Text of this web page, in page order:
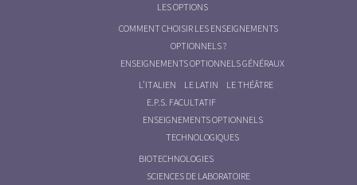
LES OPTIONS
COMMENT CHOISIR LES ENSEIGNEMENTS
OPTIONNELS ?
ENSEIGNEMENTS OPTIONNELS GÉNÉRAUX
L’ITALIEN
LE LATIN
LE THÉÂTRE
E.P.S. FACULTATIF
ENSEIGNEMENTS OPTIONNELS
TECHNOLOGIQUES
BIOTECHNOLOGIES
SCIENCES DE LABORATOIRE